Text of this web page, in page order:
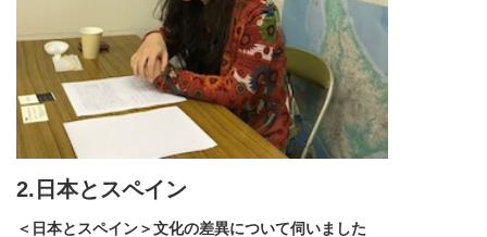
2.日本とスペイン
＜日本とスペイン＞文化の差異について伺いました